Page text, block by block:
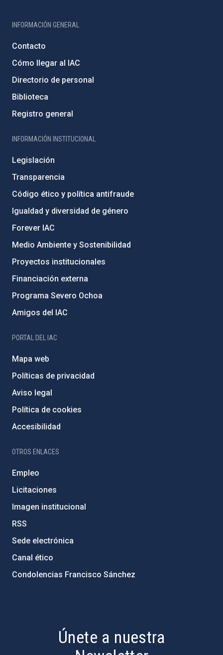
INFORMACIÓN GENERAL
Contacto
Cómo llegar al IAC
Directorio de personal
Biblioteca
Registro general
INFORMACIÓN INSTITUCIONAL
Legislación
Transparencia
Código ético y política antifraude
Igualdad y diversidad de género
Forever IAC
Medio Ambiente y Sostenibilidad
Proyectos institucionales
Financiación externa
Programa Severo Ochoa
Amigos del IAC
PORTAL DEL IAC
Mapa web
Políticas de privacidad
Aviso legal
Política de cookies
Accesibilidad
OTROS ENLACES
Empleo
Licitaciones
Imagen institucional
RSS
Sede electrónica
Canal ético
Condolencias Francisco Sánchez
Únete a nuestra